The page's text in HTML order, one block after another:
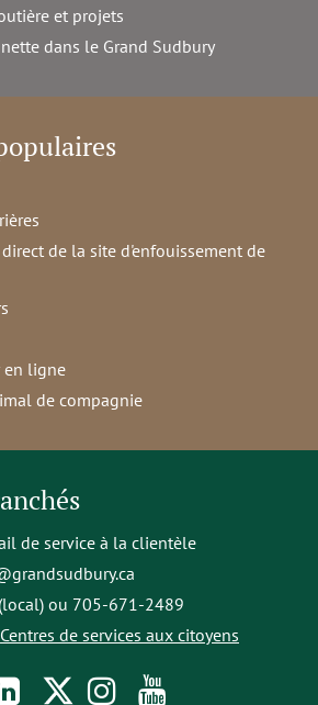
et projets
dans le Grand Sudbury
de la site d'enfouissement de
en ligne
de compagnie
de service à la clientèle
ou 705-671-2489
Centres de services aux citoyens
opensFollowFollow